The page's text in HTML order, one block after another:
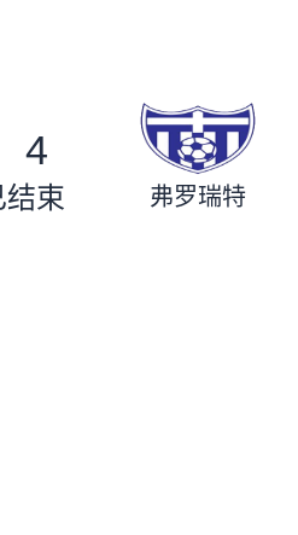
4
结束 弗罗瑞特